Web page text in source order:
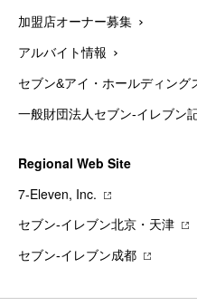
加盟店オーナー募集
アルバイト情報
セブン&アイ・ホールディング
一般財団法人セブン-イレブン
Regional Web Site
7‐Eleven, Inc.
セブン‐イレブン北京・天津
セブン‐イレブン成都